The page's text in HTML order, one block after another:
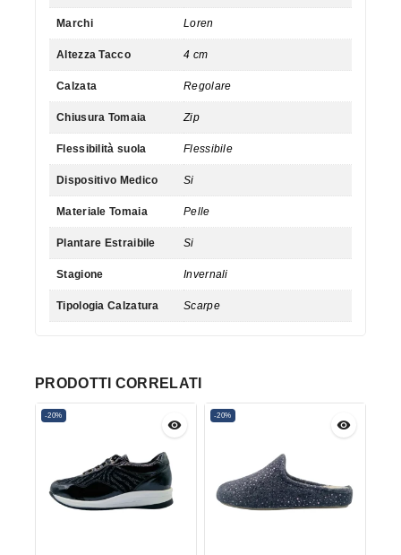
Marchi Loren
Altezza Tacco 4 cm
Calzata Regolare
Chiusura Tomaia Zip
Flessibilità suola Flessibile
Dispositivo Medico Si
Materiale Tomaia Pelle
Plantare Estraibile Si
Stagione Invernali
Tipologia Calzatura Scarpe
PRODOTTI CORRELATI
-20% -20%